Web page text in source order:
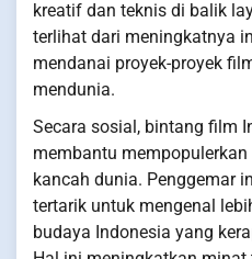
kreatif dan teknis di balik
terlihat dari meningkatnya
mendanai proyek-proyek
mendunia.
Secara sosial, bintang film
membantu
kancah dunia. Penggemar
tertarik untuk mengenal
budaya Indonesia yang